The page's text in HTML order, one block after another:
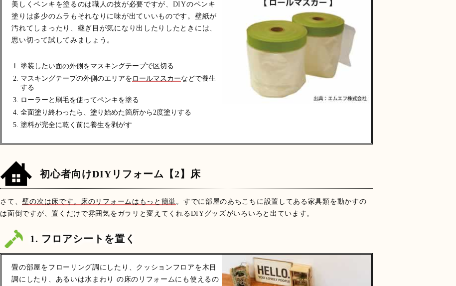
美しくペンキを塗るのは職人の技が必要ですが、DIYのペンキ
塗りは多少のムラもそれなりに味が出ていいものです。壁紙が
汚れてしまったり、継ぎ目が気になり出したりしたときには、
思い切って試してみましょう。
塗装したい面の外側をマスキングテープで区切る
マスキングテープの外側のエリアを ロールマスカーなどで養生
する
ローラーと刷毛を使ってペンキを塗る
全面塗り終わったら、塗り始めた箇所から2度塗りする
塗料が完全に乾く前に養生を剥がす
初心者向けDIYリフォーム【2】床
さて、壁の次は床です。床のリフォームはもっと簡単。すでに部屋のあちこちに設置してある家具類を動かすの
は面倒ですが、置くだけで雰囲気をガラリと変えてくれるDIYグッズがいろいろと出ています。
1. フロアシートを置く
畳の部屋をフローリング調にしたり、クッションフロアを木目
調にしたり、あるいは水まわり の床のリフォームにも使えるの